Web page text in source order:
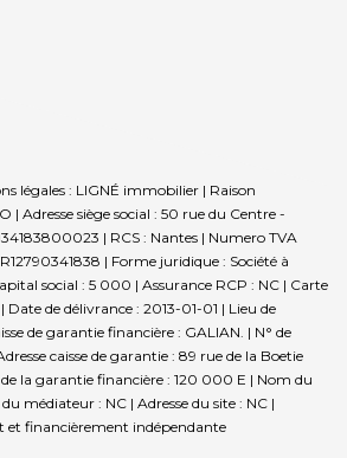
légales : LIGNÉ immobilier | Raison
| Adresse siège social : 50 rue du Centre -
| RCS : Nantes | Numero TVA
| Forme juridique : Société à
social : 5 000 | Assurance RCP : NC | Carte
de délivrance : 2013-01-01 | Lieu de
de garantie financière : GALIAN. | N° de
caisse de garantie : 89 rue de la Boetie
la garantie financière : 120 000 E | Nom du
médiateur : NC | Adresse du site : NC |
et financièrement indépendante